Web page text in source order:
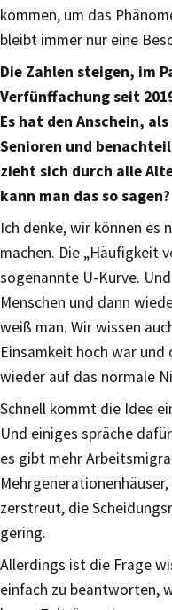
kommen, um das
bleibt immer nur eine
Die Zahlen steigen, im
Verfünffachung seit
Es hat den Anschein,
Senioren und
zieht sich durch alle
kann man das so sagen?
Ich denke, wir können es
machen. Die „Häufigkeit
sogenannte U-Kurve.
Menschen und dann
weiß man. Wir wissen
Einsamkeit hoch war
wieder auf das normale
Schnell kommt die Idee
Und einiges spräche
es gibt mehr
zerstreut, die
gering.
Allerdings ist die Frage
einfach zu beantworten,